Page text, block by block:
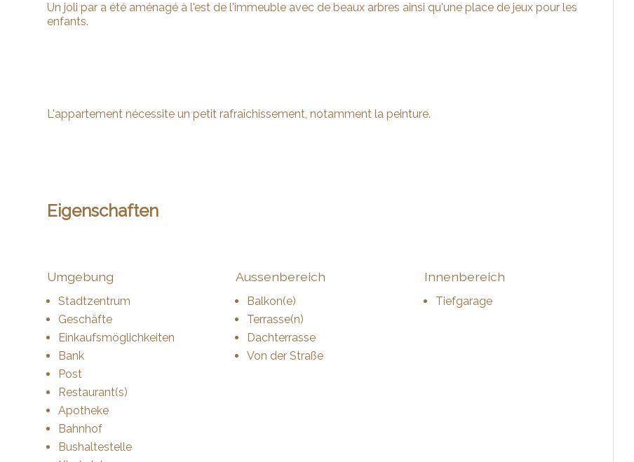
Un joli par a été aménagé à l'est de l'immeuble avec de beaux arbres ainsi qu'une place de jeux pour les
enfants.
L'appartement nécessite un petit rafraîchissement, notamment la peinture.
Eigenschaften
Umgebung
Stadtzentrum
Geschäfte
Einkaufsmöglichkeiten
Bank
Post
Restaurant(s)
Apotheke
Bahnhof
Bushaltestelle
Aussenbereich
Balkon(e)
Terrasse(n)
Dachterrasse
Von der Straße
Innenbereich
Tiefgarage